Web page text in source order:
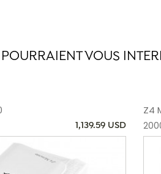
VOUS
1,139.59 USD
Z4